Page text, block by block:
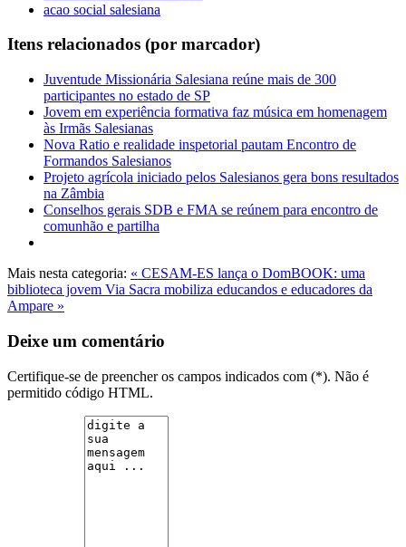
acao social salesiana
Itens relacionados (por marcador)
Juventude Missionária Salesiana reúne mais de 300
participantes no estado de SP
Jovem em experiência formativa faz música em homenagem
às Irmãs Salesianas
Nova Ratio e realidade inspetorial pautam Encontro de
Formandos Salesianos
Projeto agrícola iniciado pelos Salesianos gera bons resultados
na Zâmbia
Conselhos gerais SDB e FMA se reúnem para encontro de
comunhão e partilha
Mais nesta categoria: « CESAM-ES lança o DomBOOK: uma
biblioteca jovem Via Sacra mobiliza educandos e educadores da
Ampare »
Deixe um comentário
Certifique-se de preencher os campos indicados com (*). Não é
permitido código HTML.